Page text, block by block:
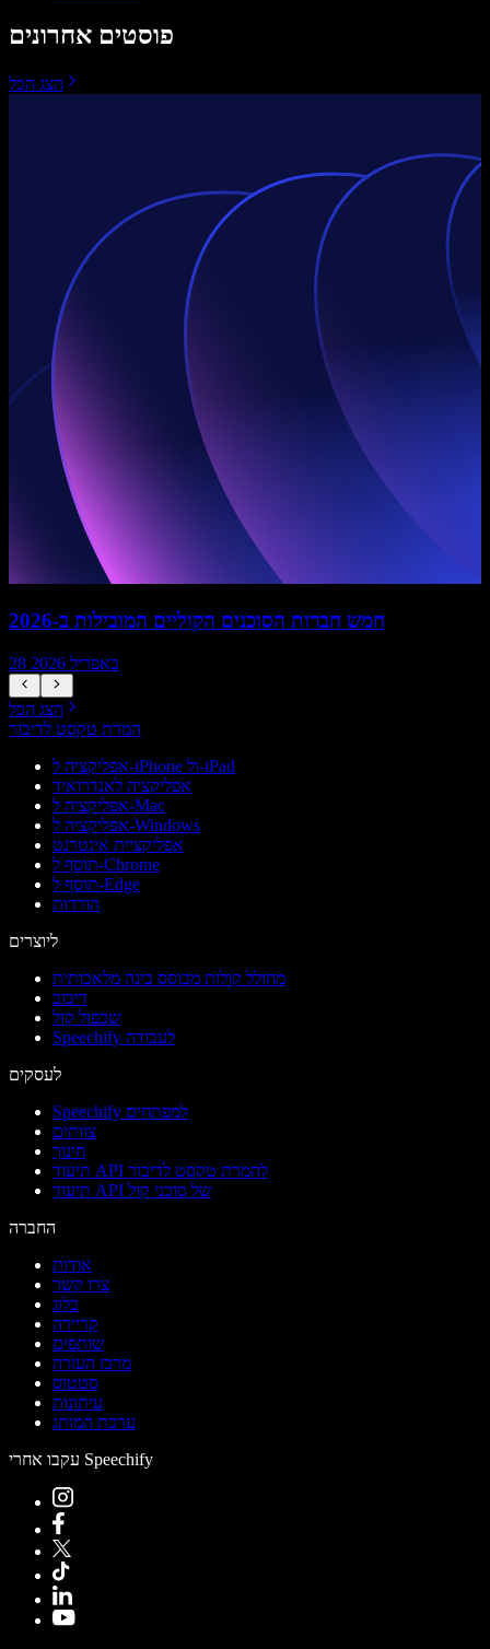
פוסטים אחרונים
הצג הכל
חמש חברות הסוכנים הקוליים המובילות ב-2026
28 באפריל 2026
הצג הכל
המרת טקסט לדיבור
אפליקציה ל-iPhone ול-iPad
אפליקציה לאנדרואיד
אפליקציה ל-Mac
אפליקציה ל-Windows
אפליקציית אינטרנט
תוסף ל-Chrome
תוסף ל-Edge
הורדות
ליוצרים
מחולל קולות מבוסס בינה מלאכותית
דיבוב
שכפול קול
Speechify לעבודה
לעסקים
Speechify למפתחים
צוותים
חינוך
תיעוד API להמרת טקסט לדיבור
תיעוד API של סוכני קול
החברה
אודות
צרו קשר
בלוג
קריירה
שותפים
מרכז העזרה
סטטוס
עיתונות
ערכת המותג
עקבו אחרי Speechify